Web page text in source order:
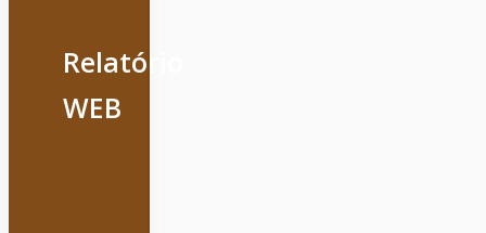
Relatório
WEB